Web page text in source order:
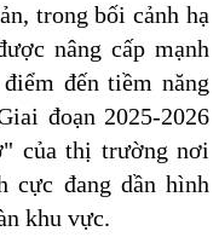
trong bối cảnh hạ
nâng cấp mạnh
đến tiềm năng
đoạn 2025-2026
của thị trường nơi
cực đang dần hình
khu vực.